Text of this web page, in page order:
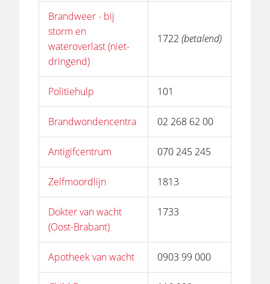
Brandweer - bij
storm en
wateroverlast (niet-
dringend)
1722 (betalend)
Politiehulp 101
Brandwondencentra 02 268 62 00
Antigifcentrum 070 245 245
Zelfmoordlijn 1813
Dokter van wacht
(Oost-Brabant)
1733
Apotheek van wacht 0903 99 000